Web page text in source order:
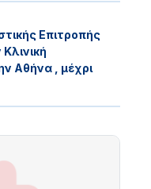
Επιτροπής
Αθήνα , μέχρι